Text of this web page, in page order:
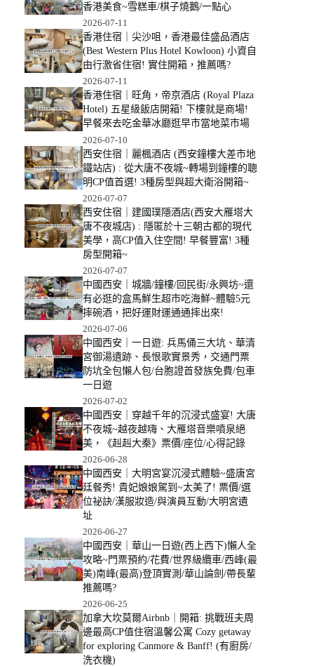
香港美食~雪糕車/棋子燒鵝/一點心
2026-07-11
香港住宿｜尖沙咀，香港最佳盛品酒店
(Best Western Plus Hotel Kowloon) 小資自
由行激省住宿! 實住開箱，推薦嗎?
2026-07-11
香港住宿｜旺角，帝京酒店 (Royal Plaza
Hotel) 五星級飯店開箱! 下樓就是商場!
早餐來去吃金華冰廳逛早市當地菜市場
2026-07-10
西安住宿｜麗楓酒店 (西安鐘樓大差市地
鐵站店) : 從大唐不夜城~轉場到鐘樓的聰
明CP值首選! 3種房型與超大衛浴開箱~
2026-07-07
西安住宿｜建國璞隱酒店(西安大雁塔大
唐不夜城店) : 隱匿於十三朝古都的現代
美學，高CP值入住空間! 早餐豐富! 3種
房型開箱~
2026-07-07
中國西安｜城牆/鐘樓/回民街/永興坊~還
有必逛的盒馬鮮生超市吃海鮮~體驗5元
摔碗酒，把好運財運通通摔出來!
2026-07-06
中國西安｜一日遊: 兵馬俑三大坑、華清
宮御湯遺跡、長恨歌實景秀，交通門票
防坑全包懶人包/台胞證首發族免費/包車
一日遊
2026-07-02
中國西安｜穿越千年的沉浸式盛宴! 大唐
不夜城~越夜越嗨、大雁塔音樂噴泉絕
美，《赳赳大秦》票價/座位/心得記錄
2026-06-28
中國西安｜大明宮宴沉浸式體驗~盛唐宮
廷餐秀! 貴妃娘娘駕到~太美了! 票價/選
位祕訣/漢服妝造/與演員互動/大明宮遺
址
2026-06-27
中國西安｜華山一日遊(西上西下)懶人全
攻略~門票預約/花費/世界級纜車/西峰(最
美)南峰(最高)登頂實測/華山論劍/帶長輩
推薦嗎?
2026-06-25
加拿大坎莫爾Airbnb｜開箱: 挑戰班夫周
邊最高CP值住宿溫馨公寓 Cozy getaway
for exploring Canmore & Banff! (有廚房/
洗衣機)